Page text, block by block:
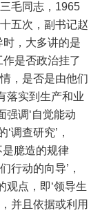
毛同志，1965
五次，副书记赵
时，大多讲的是
是否政治挂了
，是否是由他们
落实到生产和业
强调‘自觉能动
调查研究’，
是臆造的规律
行动的向导’，
观点，即‘领导生
并且依据或利用